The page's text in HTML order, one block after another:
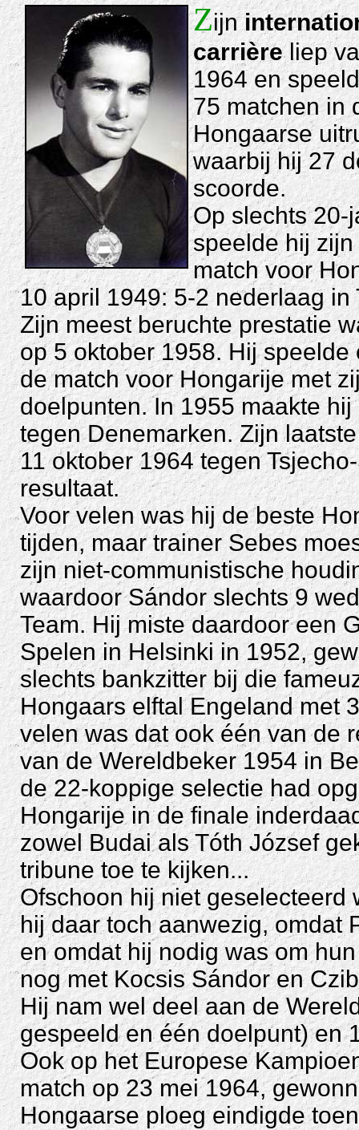
Zijn
carrièreliep
1964 en
75 matchen in
Hongaarse
waarbij hij 27
scoorde.
Op slechts 20-
speelde hij
match voor
10 april 1949: 5-2 nederlaag in
Zijn meest beruchte prestatie
op 5 oktober 1958. Hij
de match voor Hongarije met
doelpunten. In 1955 maakte
tegen Denemarken. Zijn
11 oktober 1964 tegen
resultaat.
Voor velen was hij de beste
tijden, maar trainer Sebes
zijn niet-communistische
waardoor Sándor slechts 9
Team. Hij miste daardoor een
Spelen in Helsinki in 1952,
slechts bankzitter bij die
Hongaars elftal Engeland met
velen was dat ook één van de
van de Wereldbeker 1954 in
de 22-koppige selectie had
Hongarije in de finale
zowel Budai als Tóth József
tribune toe te kijken...
Ofschoon hij niet geselecteerd
hij daar toch aanwezig, omdat
en omdat hij nodig was om
nog met Kocsis Sándor en
Hij nam wel deel aan de
gespeeld en één doelpunt) en
Ook op het Europese
match op 23 mei 1964,
Hongaarse ploeg eindigde